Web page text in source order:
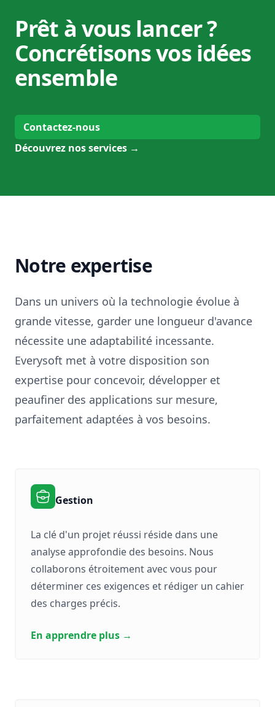
Prêt à vous lancer ?
Concrétisons vos idées
ensemble
Contactez-nous
Découvrez nos services →
Notre expertise
Dans un univers où la technologie évolue à
grande vitesse, garder une longueur d'avance
nécessite une adaptabilité incessante.
Everysoft met à votre disposition son
expertise pour concevoir, développer et
peaufiner des applications sur mesure,
parfaitement adaptées à vos besoins.
Gestion
La clé d'un projet réussi réside dans une
analyse approfondie des besoins. Nous
collaborons étroitement avec vous pour
déterminer ces exigences et rédiger un cahier
des charges précis.
En apprendre plus →